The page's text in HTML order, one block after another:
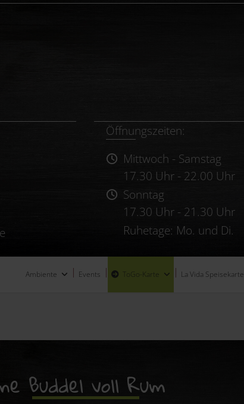
Öffnungszeiten:
Mittwoch - Samstag
17.30 Uhr - 22.00 Uhr
Sonntag
17.30 Uhr - 21.30 Uhr
Ruhetage: Mo. und Di.
Ambiente Events ToGo-Karte La Vida Speisekarte
Buddel voll Rum